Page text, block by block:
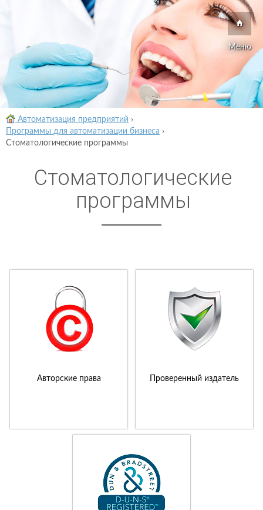
Меню
Автоматизация предприятий ›
Программы для автоматизации бизнеса ›
Стоматологические программы
Стоматологические
программы
Авторские права Проверенный издатель